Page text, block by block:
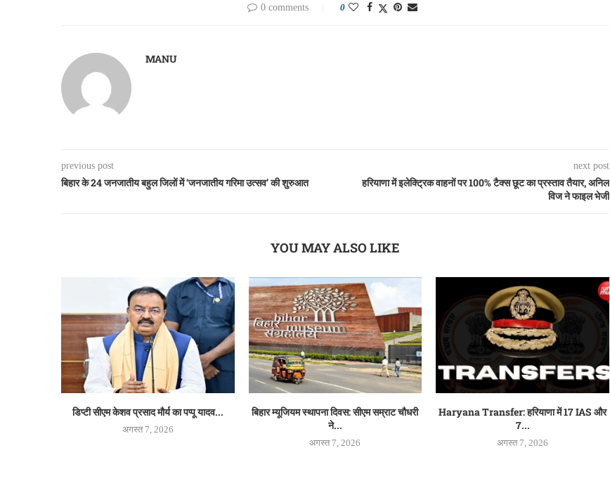
0 comments 0
MANU
previous post
बिहार के 24 जनजातीय बहुल जिलों में ‘जनजातीय गरिमा उत्सव’ की शुरुआत
next post
हरियाणा में इलेक्ट्रिक वाहनों पर 100% टैक्स छूट का प्रस्ताव तैयार, अनिल
विज ने फाइल भेजी
YOU MAY ALSO LIKE
डिप्टी सीएम केशव प्रसाद मौर्य का पप्पू यादव...
अगस्त 7, 2026
बिहार म्यूजियम स्थापना दिवस: सीएम सम्राट चौधरी
ने...
अगस्त 7, 2026
Haryana Transfer: हरियाणा में 17 IAS और
7...
अगस्त 7, 2026